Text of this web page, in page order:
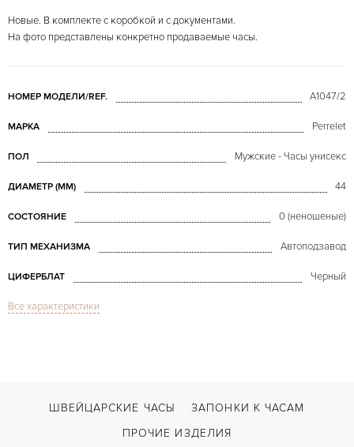
Новые. В комплекте с коробкой и с документами.
На фото представлены конкретно продаваемые часы.
НОМЕР МОДЕЛИ/REF. A1047/2
МАРКА Perrelet
ПОЛ Мужские - Часы унисекс
ДИАМЕТР (MM) 44
СОСТОЯНИЕ 0 (неношеные)
ТИП МЕХАНИЗМА Автоподзавод
ЦИФЕРБЛАТ Черный
СТЕКЛО
ВОЗМОЖНОСТИ ДОСТАВКИ С документами, С футляром
Все характеристики
ШВЕЙЦАРСКИЕ ЧАСЫ
ЗАПОНКИ К ЧАСАМ
ПРОЧИЕ ИЗДЕЛИЯ